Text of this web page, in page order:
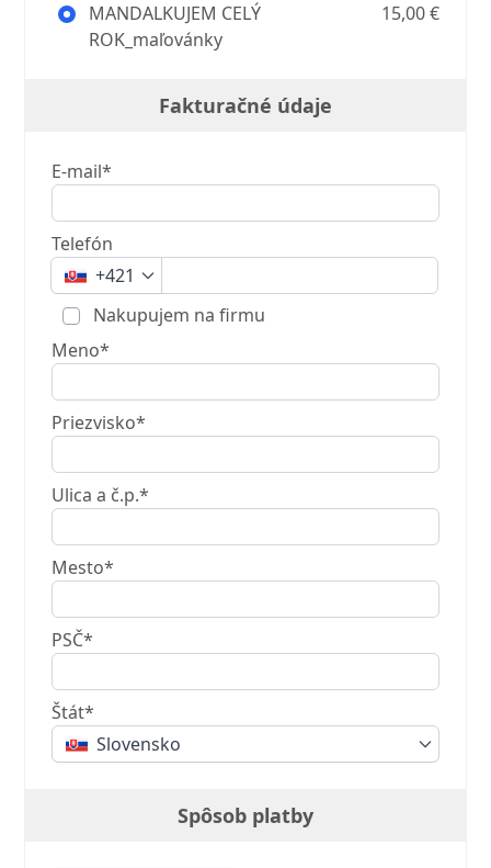
MANDALKUJEM CELÝ
ROK_maľovánky
15,00 €
Fakturačné údaje
E-mail*
Telefón
+421
Nakupujem na firmu
Meno*
Priezvisko*
Ulica a č.p.*
Mesto*
PSČ*
Štát*
Slovensko
Spôsob platby